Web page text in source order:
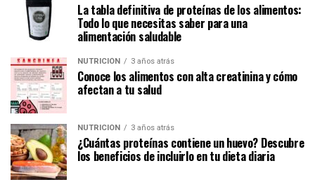
La tabla definitiva de proteínas de los alimentos:
Todo lo que necesitas saber para una
alimentación saludable
NUTRICIÓN 3 años atrás
Conoce los alimentos con alta creatinina y cómo
afectan a tu salud
NUTRICIÓN 3 años atrás
¿Cuántas proteínas contiene un huevo? Descubre
los beneficios de incluirlo en tu dieta diaria